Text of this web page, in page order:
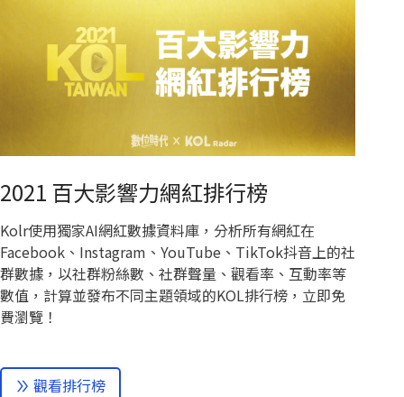
2021 百大影響力網紅排行榜
Kolr使用獨家AI網紅數據資料庫，分析所有網紅在
Facebook、Instagram、YouTube、TikTok抖音上的社
群數據，以社群粉絲數、社群聲量、觀看率、互動率等
數值，計算並發布不同主題領域的KOL排行榜，立即免
費瀏覽！
觀看排行榜